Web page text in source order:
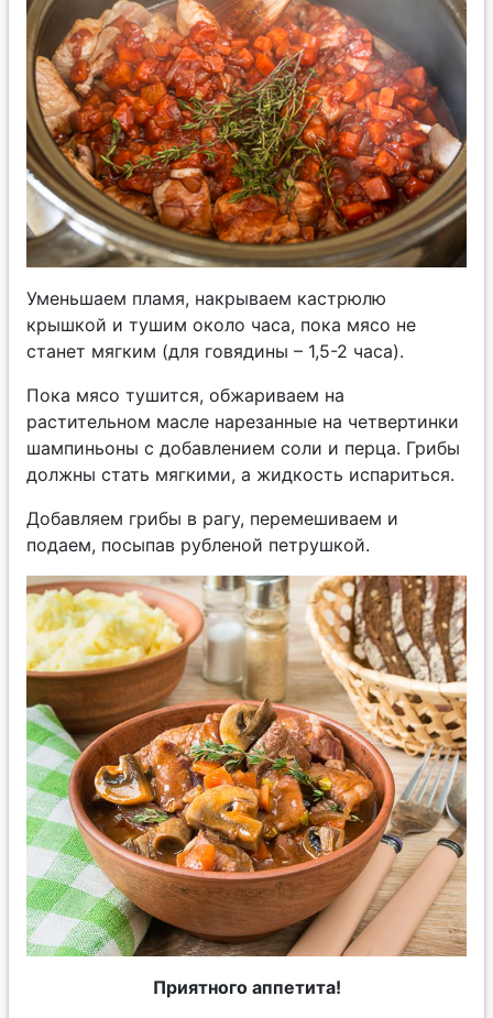
Уменьшаем пламя, накрываем кастрюлю
крышкой и тушим около часа, пока мясо не
станет мягким (для говядины – 1,5-2 часа).
Пока мясо тушится, обжариваем на
растительном масле нарезанные на четвертинки
шампиньоны с добавлением соли и перца. Грибы
должны стать мягкими, а жидкость испариться.
Добавляем грибы в рагу, перемешиваем и
подаем, посыпав рубленой петрушкой.
Приятного аппетита!